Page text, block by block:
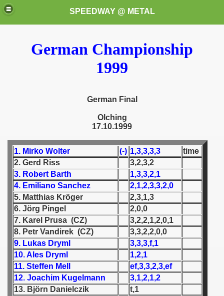
SPEEDWAY @ METAL
German Championship
1999
German Final
Olching
17.10.1999
1. Mirko Wolter (-) 1,3,3,3,3
time
2. Gerd Riss
3,2,3,2
3. Robert Barth
1,3,3,2,1
4. Emiliano Sanchez
2,1,2,3,3,2,0
5. Matthias Kröger
2,3,1,3
6. Jörg Pingel
2,0,0
7. Karel Prusa (CZ)
3,2,2,1,2,0,1
8. Petr Vandirek (CZ)
3,3,2,2,0,0
9. Lukas Dryml
3,3,3,f,1
10. Ales Dryml
1,2,1
11. Steffen Mell
ef,3,3,2,3,ef
12. Joachim Kugelmann
3,1,2,1,2
13. Björn Danielczik
t,1
these speedway programms)
(My speedway programmes to exchange or sale)
Świata (World Speedway Championship)
1946